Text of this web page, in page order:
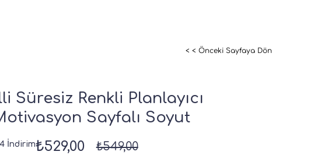
< < Önceki Sayfaya Dön
Süresiz Renkli Planlayıcı
Sayfalı Soyut
4İndirim ₺549,00
₺529,00